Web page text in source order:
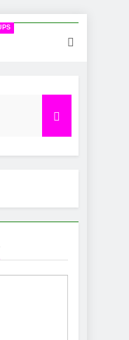
8 Months Ago